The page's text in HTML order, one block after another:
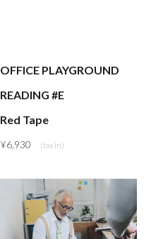
OFFICE PLAYGROUND
READING #E
Red Tape
¥6,930